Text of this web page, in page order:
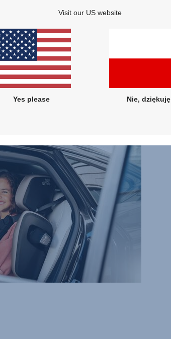
Visit our US website
Yes please Nie, dziękuję